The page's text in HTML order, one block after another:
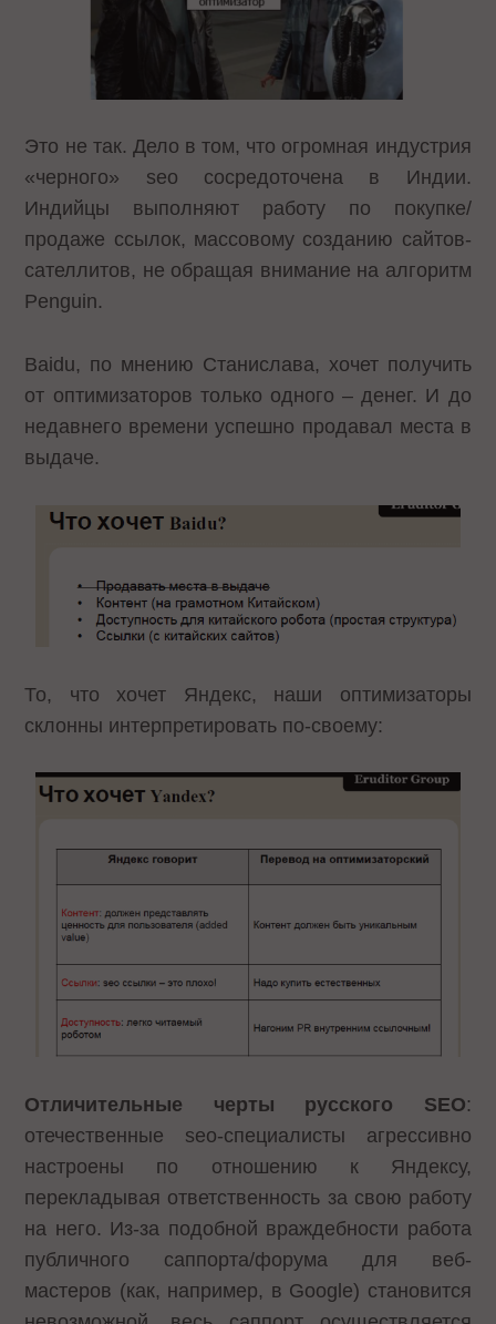
Это не так. Дело в том, что огромная индустрия
«черного» seo сосредоточена в Индии.
Индийцы выполняют работу по покупке/
продаже ссылок, массовому созданию сайтов-
сателлитов, не обращая внимание на алгоритм
Penguin.
Baidu, по мнению Станислава, хочет получить
от оптимизаторов только одного – денег. И до
недавнего времени успешно продавал места в
выдаче.
То, что хочет Яндекс, наши оптимизаторы
склонны интерпретировать по-своему:
Отличительные черты русского SEO:
отечественные seo-специалисты агрессивно
настроены по отношению к Яндексу,
перекладывая ответственность за свою работу
на него. Из-за подобной враждебности работа
публичного саппорта/форума для веб-
мастеров (как, например, в Google) становится